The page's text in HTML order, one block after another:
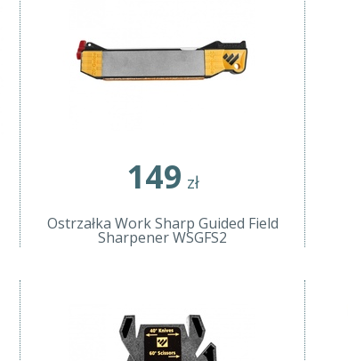
149 zł
Ostrzałka Work Sharp Guided Field
Sharpener WSGFS2